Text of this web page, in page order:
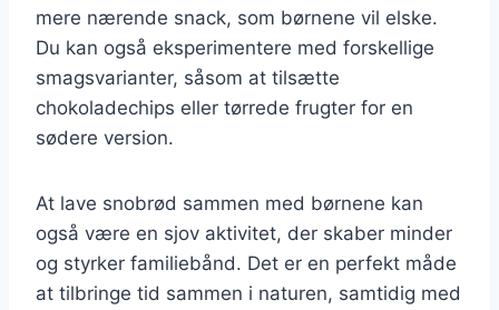
mere nærende snack, som børnene vil elske.
Du kan også eksperimentere med forskellige
smagsvarianter, såsom at tilsætte
chokoladechips eller tørrede frugter for en
sødere version.
At lave snobrød sammen med børnene kan
også være en sjov aktivitet, der skaber minder
og styrker familiebånd. Det er en perfekt måde
at tilbringe tid sammen i naturen, samtidig med